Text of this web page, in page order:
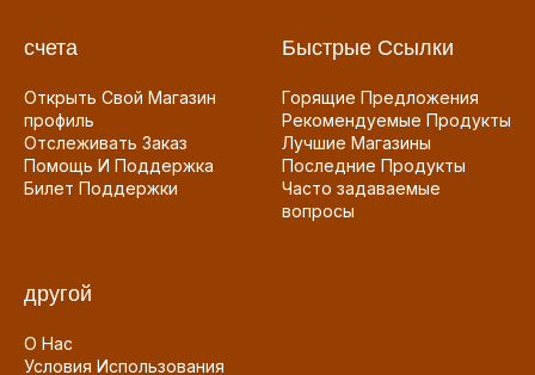
счета
Открыть Свой Магазин
профиль
Отслеживать Заказ
Помощь И Поддержка
Билет Поддержки
Быстрые Ссылки
Горящие Предложения
Рекомендуемые Продукты
Лучшие Магазины
Последние Продукты
Часто задаваемые
вопросы
другой
О Нас
Условия Использования